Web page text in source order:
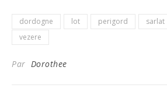
dordogne lot perigord sarlat
vezere
Par Dorothee